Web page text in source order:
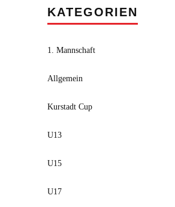
KATEGORIEN
1. Mannschaft
Allgemein
Kurstadt Cup
U13
U15
U17